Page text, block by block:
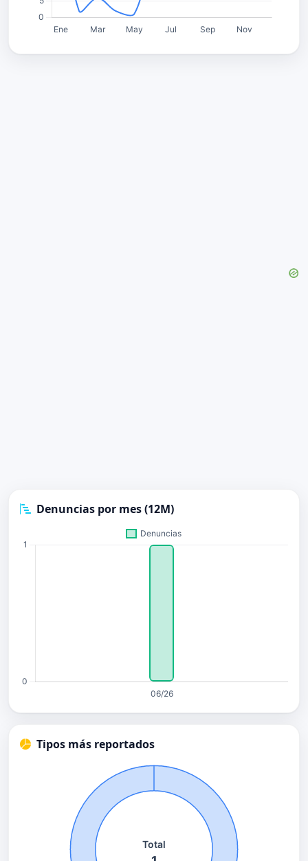
Denuncias por mes (12M)
Tipos más reportados